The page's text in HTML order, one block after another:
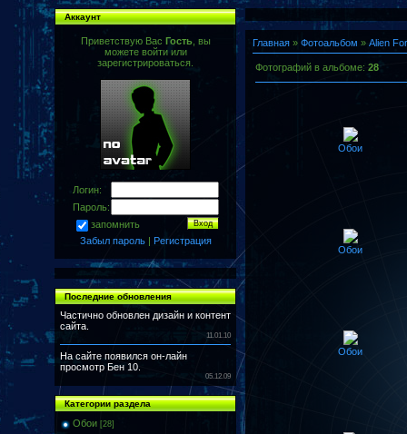
Аккаунт
Приветствую Вас Гость, вы
можете войти или
зарегистрироваться.
Логин:
Пароль:
запомнить
Забыл пароль| Регистрация
Последние обновления
Частично обновлен дизайн и контент
сайта.
11.01.10
На сайте появился он-лайн
просмотр Бен 10.
05.12.09
Категории раздела
Обои [28]
Главная » Фотоальбом » Alien
Фотографий в альбоме: 28
Обои
Обои
Обои